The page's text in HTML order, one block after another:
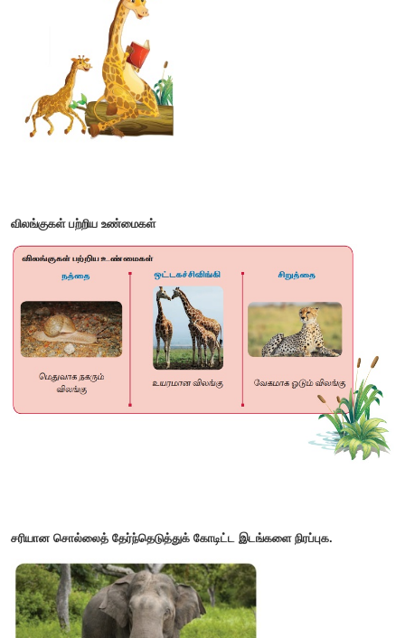
காட்டு விலங்குகள்
சிக்கு ஒரு காட்டிற்குள் நுழைந்தது. காடு என்பது பலவகை
வாழிடம் ஆகும்.
என் பெயர் சிக்கு. நான் ஒரு சிட்டுக்குருவி. நான் உங்களைப்
கொள்ளலாமா?"
"சிக்கு! நான் ஒருயானை. எனக்கு நீரில் விளையாட மிகவும்
இளம் உயிரியானைக்கன்று".
யானைக்கு நீண்ட தும்பிக்கையும் பெரிய
யானைகளுக்குத் தந்தங்களும் உண்டு. பற்களின் மாறுபட்ட